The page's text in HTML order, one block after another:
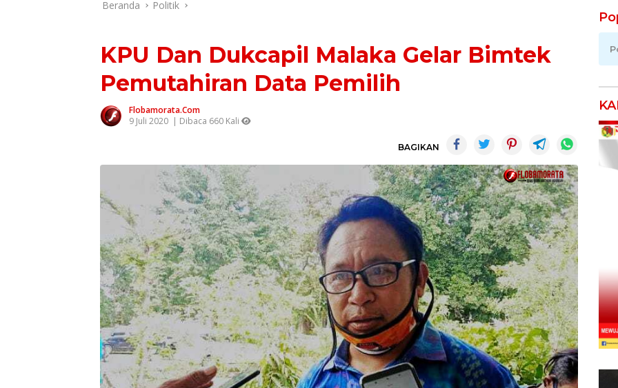
Beranda Politik
KPU Dan Dukcapil Malaka Gelar Bimtek
Pemutahiran Data Pemilih
Flobamorata.com
9 Juli 2020 | Dibaca 660 Kali
BAGIKAN